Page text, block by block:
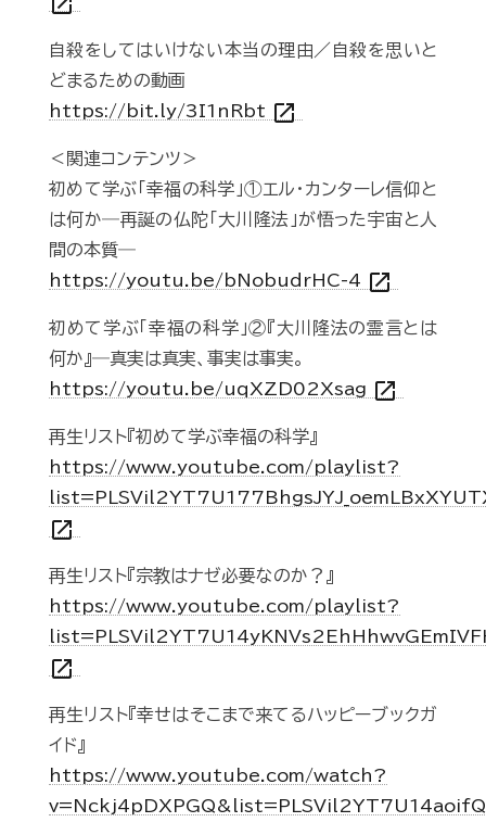
自殺をしてはいけない本当の理由／自殺を思いと
どまるための動画
https://bit.ly/3I1nRbt open_in_new
＜関連コンテンツ＞
初めて学ぶ「幸福の科学」①エル・カンターレ信仰と
は何か―再誕の仏陀「大川隆法」が悟った宇宙と人
間の本質―
https://youtu.be/bNobudrHC-4 open_in_new
初めて学ぶ「幸福の科学」②『大川隆法の霊言とは
何か』―真実は真実、事実は事実。
https://youtu.be/uqXZD02Xsag open_in_new
再生リスト『初めて学ぶ幸福の科学』
https://www.youtube.com/playlist?
open_in_new
再生リスト『宗教はナゼ必要なのか？』
https://www.youtube.com/playlist?
open_in_new
再生リスト『幸せはそこまで来てるハッピーブックガ
イド』
https://www.youtube.com/watch?